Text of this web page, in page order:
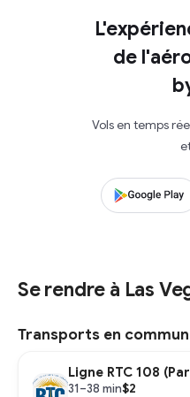
de
Vols en temps
Se rendre à Las
Transports en commun
Ligne RTC 108
31–38 min$2